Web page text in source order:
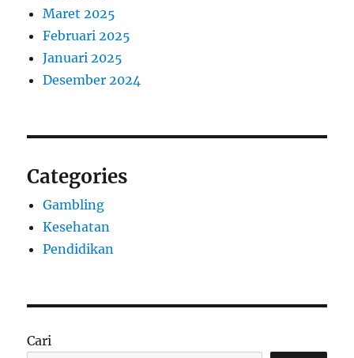
Maret 2025
Februari 2025
Januari 2025
Desember 2024
Categories
Gambling
Kesehatan
Pendidikan
Cari